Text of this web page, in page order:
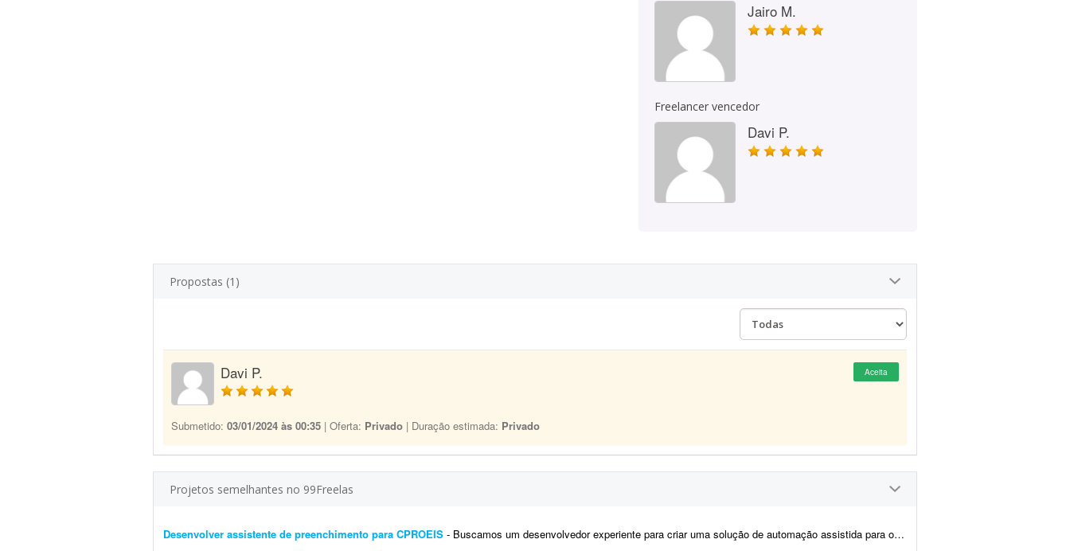
Jairo M.
Freelancer vencedor
Davi P.
Propostas (1)
Davi P. Aceita
Submetido: 03/01/2024 às 00:35 | Oferta: Privado | Duração estimada: Privado
Projetos semelhantes no 99Freelas
Desenvolver assistente de preenchimento para CPROEIS - Buscamos um desenvolvedor experiente para criar uma solução de automação assistida para o processo de preenchimento de dados no sistema CPROEIS. O objetivo principal &ea...